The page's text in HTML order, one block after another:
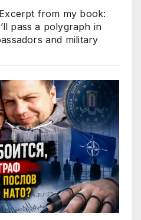
from my book:
pass a polygraph in
and military